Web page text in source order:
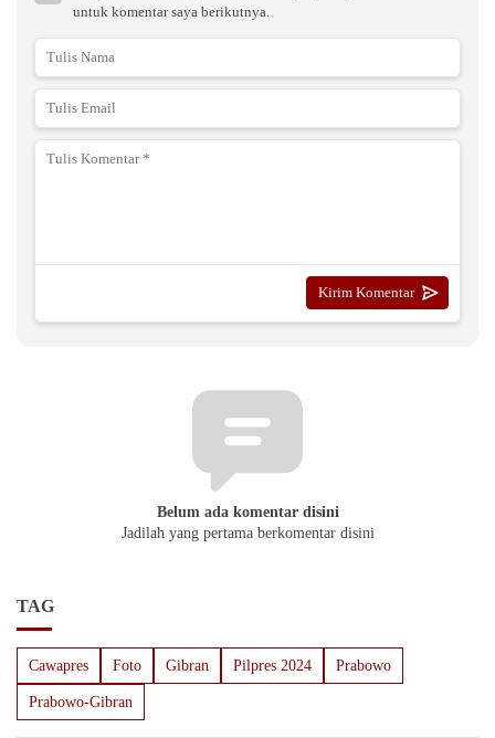
untuk komentar saya berikutnya.
Belum ada komentar disini
Jadilah yang pertama berkomentar disini
TAG
Cawapres Foto Gibran Pilpres 2024 Prabowo
Prabowo-Gibran